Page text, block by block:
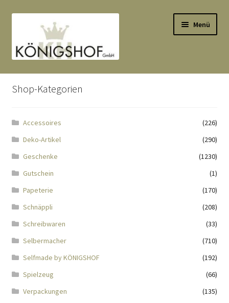
Navigation
springen
springen
Menü
Start
Anlässe
Datenauszug
Echtheit von Bewertungen
Impressum
Kasse
KÖNIGSHOF-Lädeli
Shop-Kategorien
Accessoires
(226)
Deko-Artikel
(290)
Geschenke
(1230)
Gutschein
(1)
Papeterie
(170)
Schnäppli
(208)
Schreibwaren
(33)
Selbermacher
(710)
Selfmade by KÖNIGSHOF
(192)
Spielzeug
(66)
Verpackungen
(135)